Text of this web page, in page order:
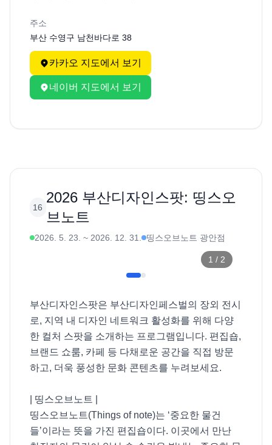
주소
부산 수영구 남천바다로 38
카카오 지도에서 보기
네이버 지도에서 보기
16
2026 부산디자인스팟: 띵스오
브노트
2026. 5. 23. ~ 2026. 12. 31. 띵스오브노트 광안점
1 / 2
부산디자인스팟은 부산디자인페스벌의 장외 전시
로, 지역 내 디자인 네트워크 활성화를 위해 다양
한 컬처 스팟을 소개하는 프로그램입니다. 편집숍,
브랜드 쇼룸, 카페 등 다채로운 공간을 직접 방문
하고, 더욱 풍성한 문화 콘텐츠를 누려보세요.
| 띵스오브노트 |
띵스오브노트(Things of note)는 ‘중요한 물건
들’이라는 뜻을 가진 편집숍이다. 이곳에서 만난